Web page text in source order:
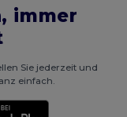
immer
Sie jederzeit und
einfach.